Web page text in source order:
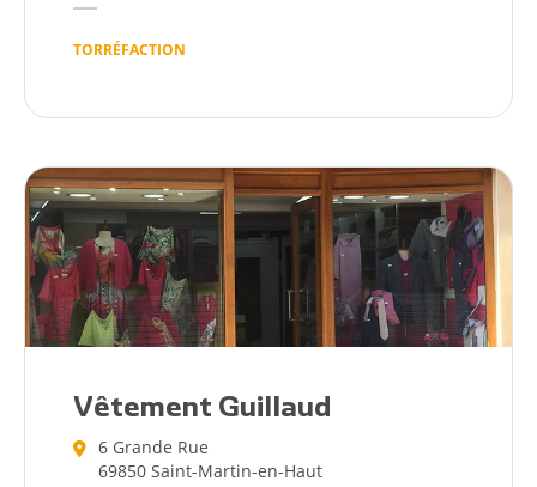
TORRÉFACTION
Vêtement Guillaud
6 Grande Rue
69850 Saint-Martin-en-Haut